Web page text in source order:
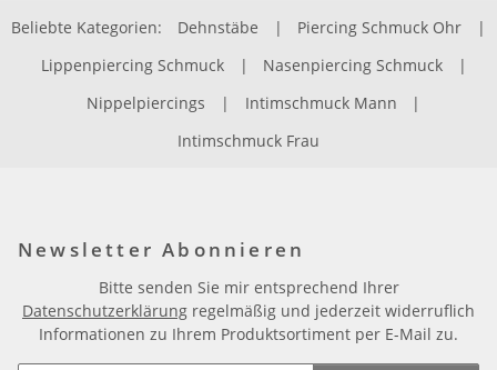
Beliebte Kategorien: Dehnstäbe | Piercing Schmuck Ohr
|
Lippenpiercing Schmuck
| Nasenpiercing Schmuck
|
Nippelpiercings
| Intimschmuck Mann
|
Intimschmuck Frau
Newsletter Abonnieren
Bitte senden Sie mir entsprechend Ihrer
Datenschutzerklärung regelmäßig und jederzeit widerruflich
Informationen zu Ihrem Produktsortiment per E-Mail zu.